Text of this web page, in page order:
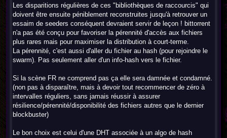
Les disparitions régulières de ces "bibliothèques de raccourcis" qui
doivent être ensuite péniblement reconstruites jusqu'à retrouver un
essaim de seeders conséquent devraient servir de leçon ! bittorrent
n'a pas été conçu pour favoriser la pérennité d'accès aux fichiers
plus rares mais pour maximiser la distribution à court-terme.
La pérennité, c'est aussi d'aller du fichier au hash (pour rejoindre le
swarm). Pas seulement aller d'un info-hash vers le fichier.
Si la scène FR ne comprend pas ça elle sera damnée et condamné.
(non pas à disparaître, mais à devoir tout recommencer de zéro à
intervalles réguliers, sans jamais réussir à assurer
résilience/pérennité/disponibilité des fichiers autres que le dernier
blockbuster)
Le bon choix est celui d'une DHT associée à un algo de hash